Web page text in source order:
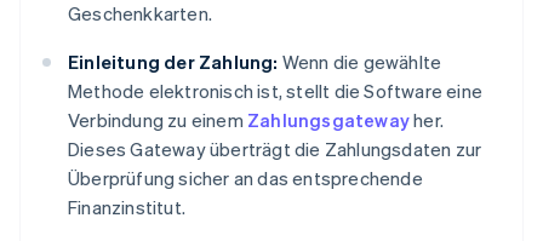
Geschenkkarten.
Einleitung der Zahlung: Wenn die gewählte
Methode elektronisch ist, stellt die Software eine
Verbindung zu einem Zahlungsgatewayher.
Dieses Gateway überträgt die Zahlungsdaten zur
Überprüfung sicher an das entsprechende
Finanzinstitut.